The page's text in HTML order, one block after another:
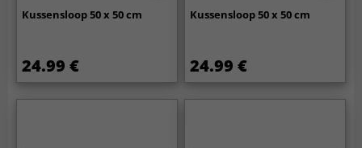
Kussensloop 50 x 50 cm
24.99 €
Kussensloop 50 x 50 cm
24.99 €